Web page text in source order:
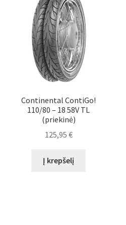
Continental ContiGo!
110/80 – 18 58V TL
(priekinė)
125,95 €
Į krepšelį